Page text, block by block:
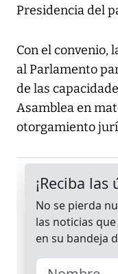
Presidencia del
Con el convenio,
al Parlamento
de las
Asamblea en
otorgamiento